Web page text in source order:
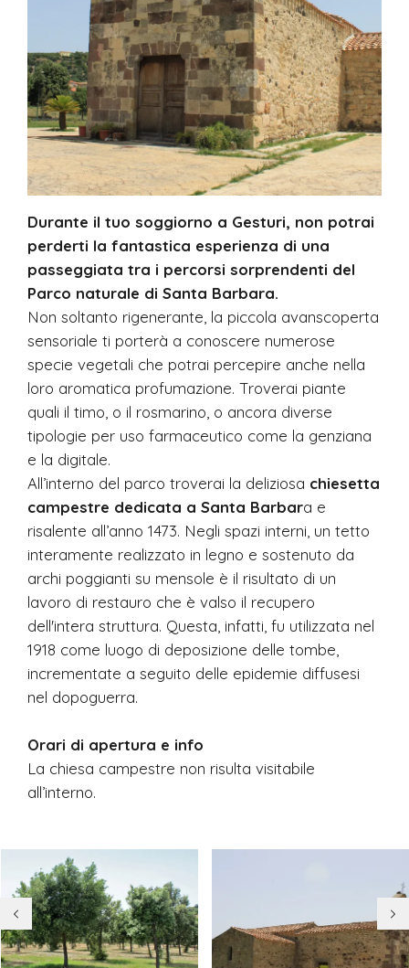
Durante il tuo soggiorno a Gesturi, non potrai
perderti la fantastica esperienza di una
passeggiata tra i percorsi sorprendenti del
Parco naturale di Santa Barbara.
Non soltanto rigenerante, la piccola avanscoperta
sensoriale ti porterà a conoscere numerose
specie vegetali che potrai percepire anche nella
loro aromatica profumazione. Troverai piante
quali il timo, o il rosmarino, o ancora diverse
tipologie per uso farmaceutico come la genziana
e la digitale.
All’interno del parco troverai la deliziosa chiesetta
campestre dedicata a Santa Barbara e
risalente all’anno 1473. Negli spazi interni, un tetto
interamente realizzato in legno e sostenuto da
archi poggianti su mensole è il risultato di un
lavoro di restauro che è valso il recupero
dell'intera struttura. Questa, infatti, fu utilizzata nel
1918 come luogo di deposizione delle tombe,
incrementate a seguito delle epidemie diffusesi
nel dopoguerra.
Orari di apertura e info
La chiesa campestre non risulta visitabile
all’interno.